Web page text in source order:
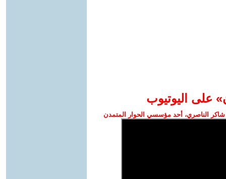
على اليوتيوب
الناصري، أحد مؤسسي الحوار المتمدن